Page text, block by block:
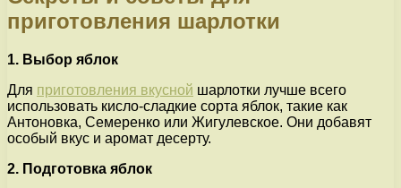
приготовления шарлотки
1. Выбор яблок
Для приготовления вкусной шарлотки лучше всего
использовать кисло-сладкие сорта яблок, такие как
Антоновка, Семеренко или Жигулевское. Они добавят
особый вкус и аромат десерту.
2. Подготовка яблок